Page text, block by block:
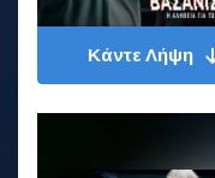
Κάντε Λήψη